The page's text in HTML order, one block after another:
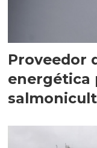
Proveedor
energética